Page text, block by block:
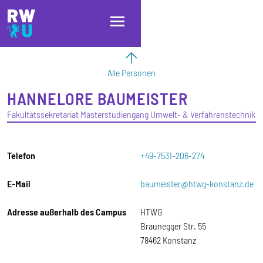
Direkt zum Inhalt
Direkt zur Hauptnavigation
Direkt zum Fußbereich
Alle Personen
HANNELORE BAUMEISTER
Fakultätssekretariat Masterstudiengang Umwelt- & Verfahrenstechnik
Telefon +49-7531-206-274
E-Mail baumeister@htwg-konstanz.de
Adresse außerhalb des Campus
HTWG
Braunegger Str. 55
78462 Konstanz